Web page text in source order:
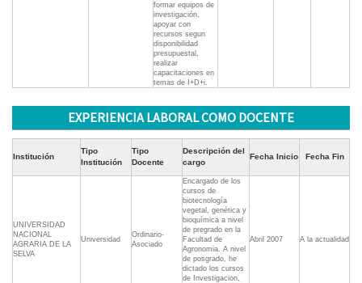
formar equipos de
investigación,
apoyar con
recursos segun
disponibilidad
presupuestal,
realizar
capacitaciones en
temas de I+D+i.
EXPERIENCIA LABORAL COMO DOCENTE
Institución
Tipo
Institución
Tipo
Docente
Descripción del
cargo
Fecha Inicio Fecha Fin
UNIVERSIDAD
NACIONAL
AGRARIA DE LA
SELVA
Universidad
Ordinario-
Asociado
Encargado de los
cursos de
biotecnología
vegetal, genética y
bioquímica a nivel
de pregrado en la
Facultad de
Agronomia. A nivel
de posgrado, he
dictado los cursos
de Investigacion,
Abril 2007 A la actualidad